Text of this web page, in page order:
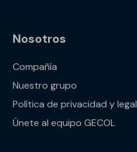
Nosotros
Compañía
Nuestro grupo
Política de privacidad y legal
Únete al equipo GECOL